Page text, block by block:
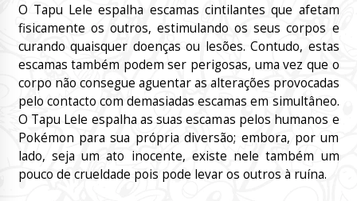
O Tapu Lele espalha escamas cintilantes que afetam
fisicamente os outros, estimulando os seus corpos e
curando quaisquer doenças ou lesões. Contudo, estas
escamas também podem ser perigosas, uma vez que o
corpo não consegue aguentar as alterações provocadas
pelo contacto com demasiadas escamas em simultâneo.
O Tapu Lele espalha as suas escamas pelos humanos e
Pokémon para sua própria diversão; embora, por um
lado, seja um ato inocente, existe nele também um
pouco de crueldade pois pode levar os outros à ruína.